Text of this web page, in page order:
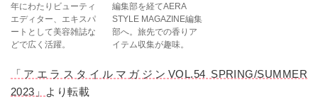
年にわたりビューティ
エディター、エキスパ
ートとして美容雑誌な
どで広く活躍。
編集部を経てAERA
STYLE MAGAZINE編集
部へ。旅先での香りア
イテム収集が趣味。
「アエラスタイルマガジンVOL.54 SPRING/SUMMER
2023」
より転載